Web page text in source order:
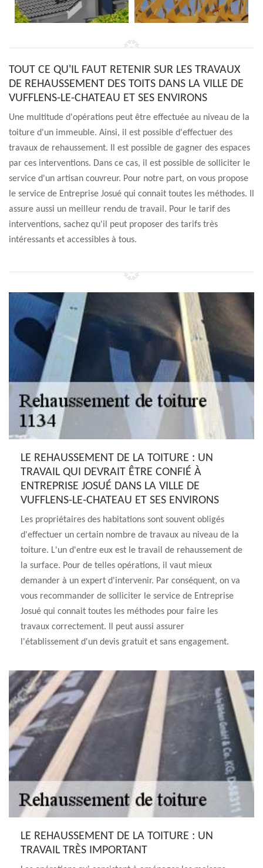
TOUT CE QU'IL FAUT RETENIR SUR LES TRAVAUX
DE REHAUSSEMENT DES TOITS DANS LA VILLE DE
VUFFLENS-LE-CHATEAU ET SES ENVIRONS
Une multitude d'opérations peut être effectuée au niveau de la
toiture d'un immeuble. Ainsi, il est possible d'effectuer des
travaux de rehaussement. Il est possible de gagner des espaces
par ces interventions. Dans ce cas, il est possible de solliciter le
service d'un artisan couvreur. Pour notre part, on vous propose
le service de Entreprise Josué qui connait toutes les méthodes. Il
assure aussi un meilleur rendu de travail. Pour le tarif des
interventions, sachez qu'il peut proposer des tarifs très
intéressants et accessibles à tous.
LE REHAUSSEMENT DE LA TOITURE : UN
TRAVAIL QUI DEVRAIT ÊTRE CONFIÉ À
ENTREPRISE JOSUÉ DANS LA VILLE DE
VUFFLENS-LE-CHATEAU ET SES ENVIRONS
Les propriétaires des habitations sont souvent obligés
d'effectuer un certain nombre de travaux au niveau de la
toiture. L'un d'entre eux est le travail de rehaussement de
la surface. Pour de telles opérations, il vaut mieux
demander à un expert d'intervenir. Par conséquent, on va
vous recommander de solliciter le service de Entreprise
Josué qui connait toutes les méthodes pour faire les
travaux correctement. Il peut aussi assurer
l'établissement d'un devis gratuit et sans engagement.
LE REHAUSSEMENT DE LA TOITURE : UN
TRAVAIL TRÈS IMPORTANT